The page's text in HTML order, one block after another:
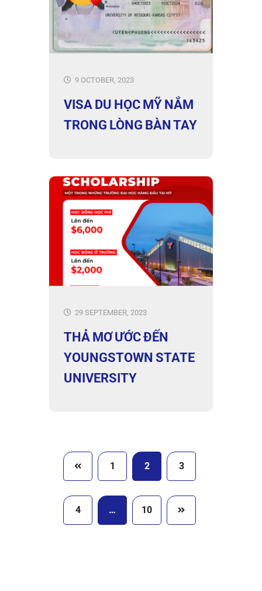
9 OCTOBER, 2023
VISA DU HỌC MỸ NẮM
TRONG LÒNG BÀN TAY
29 SEPTEMBER, 2023
THẢ MƠ ƯỚC ĐẾN
YOUNGSTOWN STATE
UNIVERSITY
1 2 3
4 … 10